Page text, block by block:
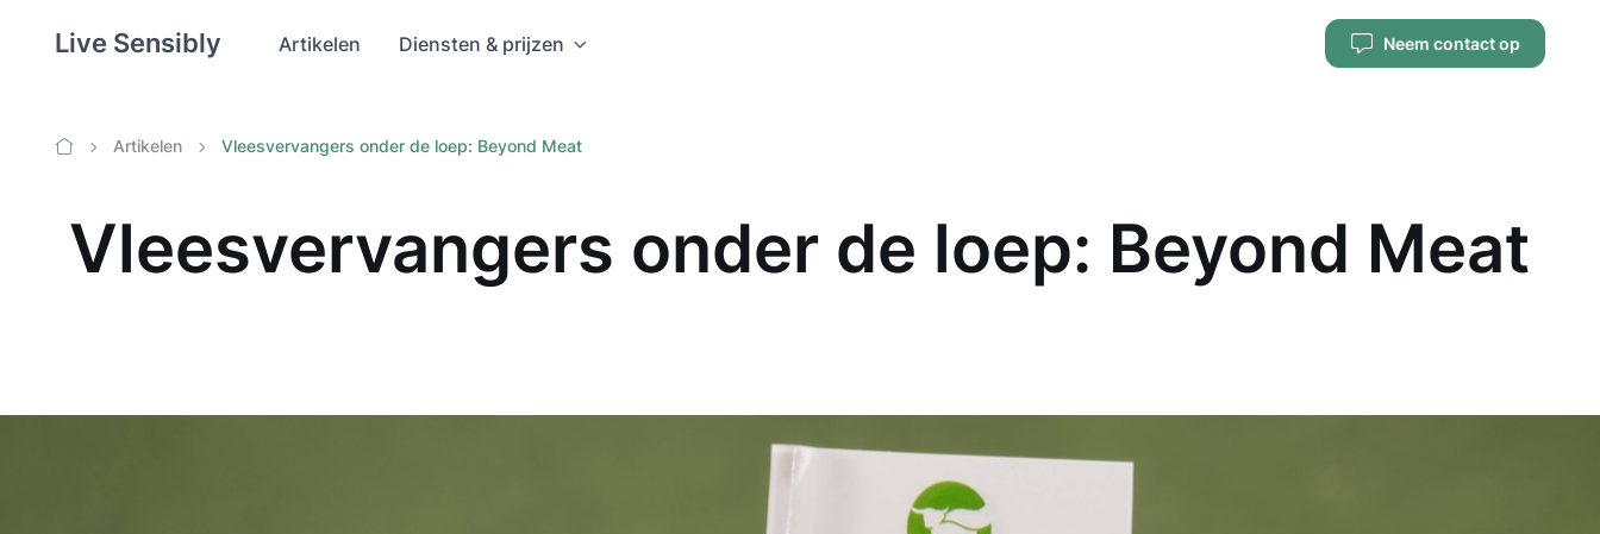
Live Sensibly Neem contact op
Artikelen Diensten & prijzen
Home
Artikelen Vleesvervangers onder de loep: Beyond Meat
Vleesvervangers onder de loep: Beyond Meat